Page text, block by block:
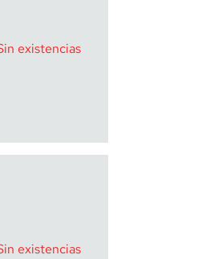
existencias
existencias